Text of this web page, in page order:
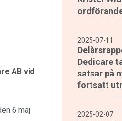
AB vid
6 maj
2025-07-11
Dedicare
satsar på
fortsatt
2025-02-07